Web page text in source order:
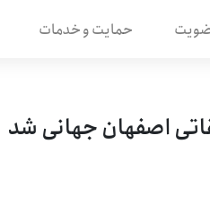
حمایت و خدمات
اصفهان جهانی شد